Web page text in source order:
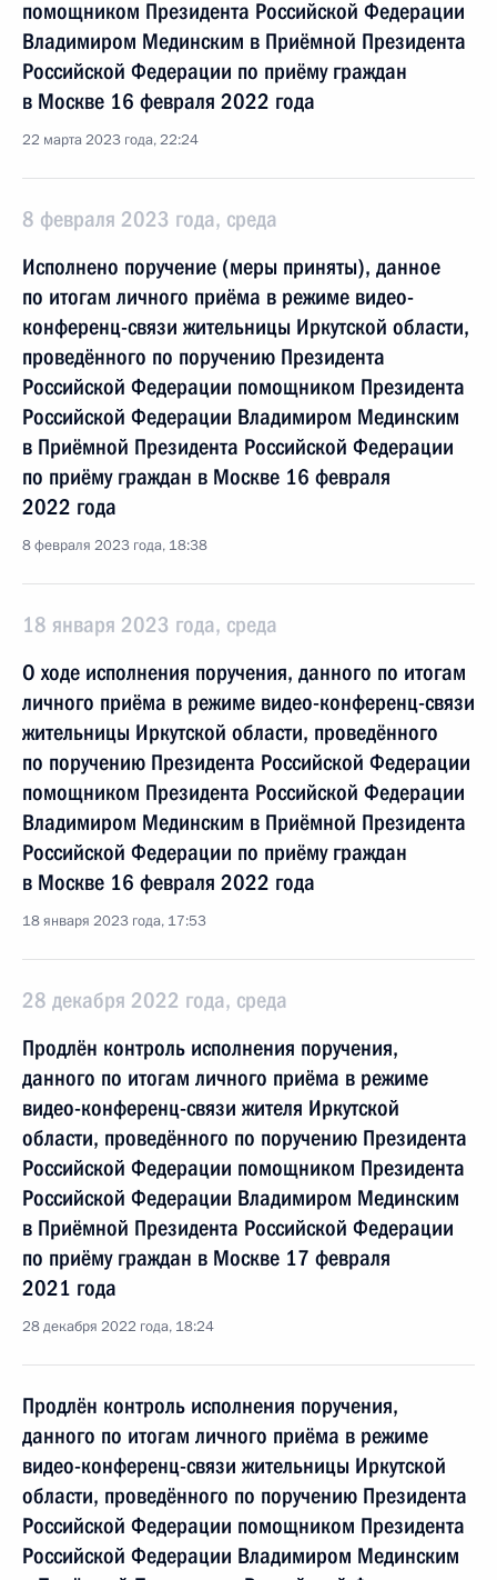
помощником Президента Российской Федерации
Владимиром Мединским в Приёмной Президента
Российской Федерации по приёму граждан
в Москве 16 февраля 2022 года
22 марта 2023 года, 22:24
8 февраля 2023 года, среда
Исполнено поручение (меры приняты), данное
по итогам личного приёма в режиме видео-
конференц-связи жительницы Иркутской области,
проведённого по поручению Президента
Российской Федерации помощником Президента
Российской Федерации Владимиром Мединским
в Приёмной Президента Российской Федерации
по приёму граждан в Москве 16 февраля
2022 года
8 февраля 2023 года, 18:38
18 января 2023 года, среда
О ходе исполнения поручения, данного по итогам
личного приёма в режиме видео-конференц-связи
жительницы Иркутской области, проведённого
по поручению Президента Российской Федерации
помощником Президента Российской Федерации
Владимиром Мединским в Приёмной Президента
Российской Федерации по приёму граждан
в Москве 16 февраля 2022 года
18 января 2023 года, 17:53
28 декабря 2022 года, среда
Продлён контроль исполнения поручения,
данного по итогам личного приёма в режиме
видео-конференц-связи жителя Иркутской
области, проведённого по поручению Президента
Российской Федерации помощником Президента
Российской Федерации Владимиром Мединским
в Приёмной Президента Российской Федерации
по приёму граждан в Москве 17 февраля
2021 года
28 декабря 2022 года, 18:24
Продлён контроль исполнения поручения,
данного по итогам личного приёма в режиме
видео-конференц-связи жительницы Иркутской
области, проведённого по поручению Президента
Российской Федерации помощником Президента
Российской Федерации Владимиром Мединским